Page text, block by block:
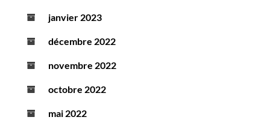
janvier 2023
décembre 2022
novembre 2022
octobre 2022
mai 2022